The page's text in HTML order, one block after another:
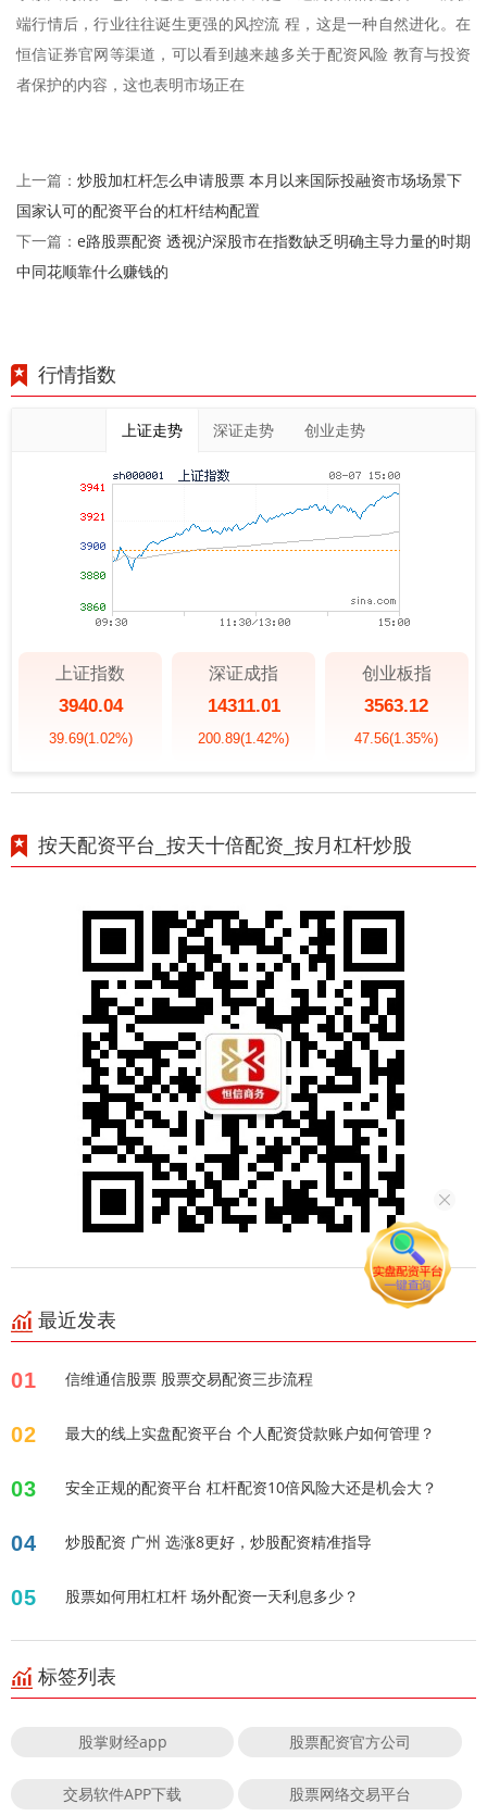
端行情后，行业往往诞生更强的风控流 程，这是一种自然进化。在
恒信证券官网等渠道，可以看到越来越多关于配资风险 教育与投资
者保护的内容，这也表明市场正在
上一篇： 炒股加杠杆怎么申请股票 本月以来国际投融资市场场景下
国家认可的配资平台的杠杆结构配置
下一篇： e路股票配资 透视沪深股市在指数缺乏明确主导力量的时期
中同花顺靠什么赚钱的
行情指数
上证走势 深证走势 创业走势
上证指数
3940.04
39.69(1.02%)
深证成指
14311.01
200.89(1.42%)
创业板指
3563.12
47.56(1.35%)
按天配资平台_按天十倍配资_按月杠杆炒股
最近发表
01 信维通信股票 股票交易配资三步流程
02 最大的线上实盘配资平台 个人配资贷款账户如何管理？
03 安全正规的配资平台 杠杆配资10倍风险大还是机会大？
04 炒股配资 广州 选涨8更好，炒股配资精准指导
05 股票如何用杠杠杆 场外配资一天利息多少？
标签列表
股掌财经app 股票配资官方公司
交易软件APP下载 股票网络交易平台